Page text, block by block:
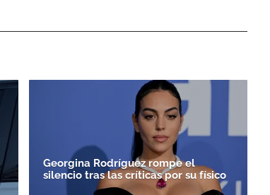
Georgina Rodríguez rompe el
silencio tras las críticas por su físico